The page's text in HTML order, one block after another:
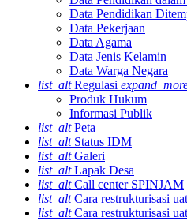
Data Pendidikan
Data Pekerjaan
Data Agama
Data Jenis Kelamin
Data Warga Negara
list_alt Regulasi
Produk Hukum
Informasi Publik
list_alt Peta
list_alt Status IDM
list_alt Galeri
list_alt Lapak Desa
list_alt Call center SPINJAM
list_alt Cara restrukturisasi
list_alt Cara restrukturisasi